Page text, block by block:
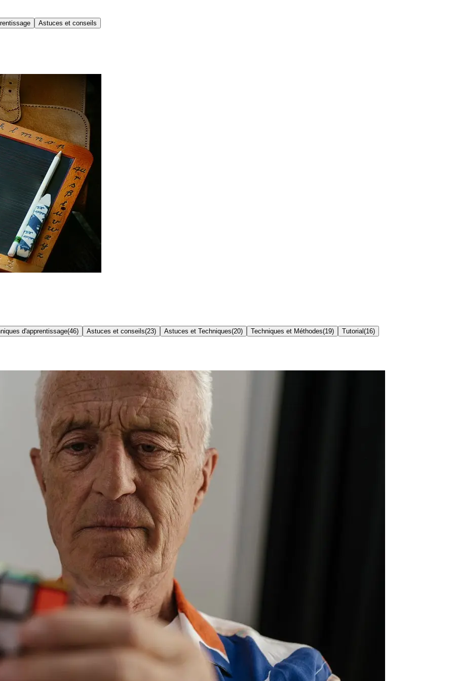
Astuces et conseils
d'apprentissage(46) Astuces et conseils(23) Astuces et Techniques(20) Techniques et Méthodes(19) Tutorial (16)